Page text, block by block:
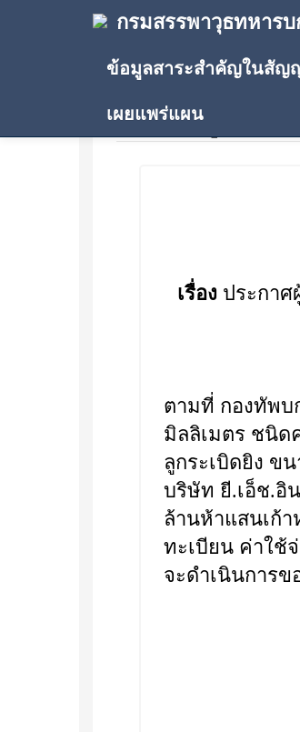
กรมสรรพาวุธทหารบ
ข้อมูลสาระสำคัญในสัญ
เผยแพร่แผน
ประกาศผู้ชนะกา
เรื่อง ประกา
ตามที่ กองทัพบ
มิลลิเมตร ชนิด
ลูกระเบิดยิง ข
บริษัท ยี.เอ็ช.อิ
ล้านห้าแสนเก้
ทะเบียน ค่าใช้
จะดำเนินการข